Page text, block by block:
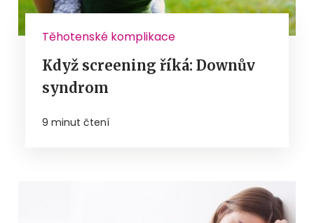
Těhotenské komplikace
Když screening říká: Downův
syndrom
9 minut čtení